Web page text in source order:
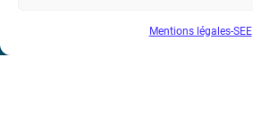
Mentions légales-SEE
Mentions légales